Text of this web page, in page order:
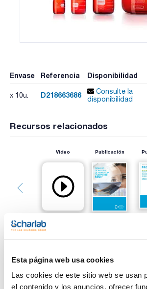
Esta página web usa cookies
Las cookies de este sitio web se usan
el contenido y los anuncios, ofrecer
Envase Referencia Disponibilidad
x 10u. D218663686
Consulte la
disponibilidad
Recursos relacionados
Vídeo Publicación
Imprimir ficha de
Características
Capacidad (mL) : 250